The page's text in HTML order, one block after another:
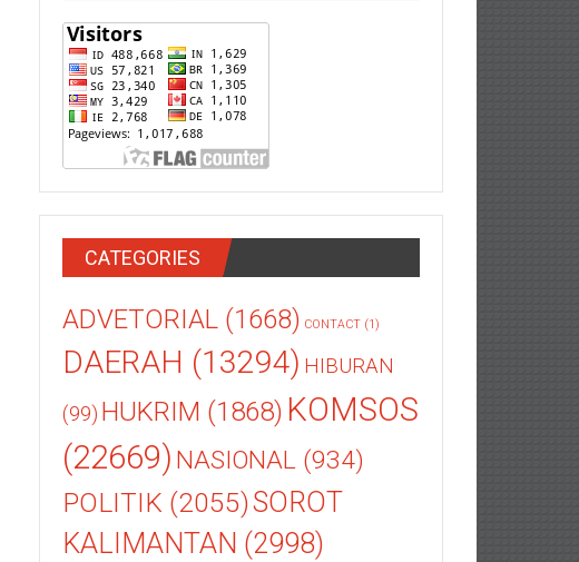
CATEGORIES
ADVETORIAL (1668) CONTACT (1)
DAERAH (13294) HIBURAN
(99) HUKRIM (1868) KOMSOS
(22669) NASIONAL (934)
POLITIK (2055)SOROT
KALIMANTAN (2998)